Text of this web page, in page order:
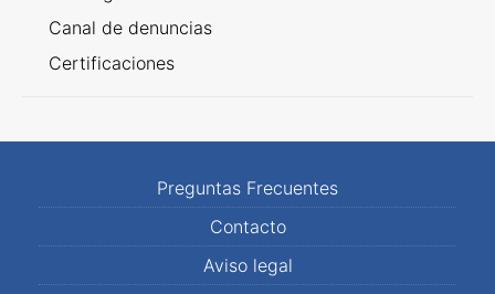
Canal de denuncias
Certificaciones
Preguntas Frecuentes
Contacto
Aviso legal